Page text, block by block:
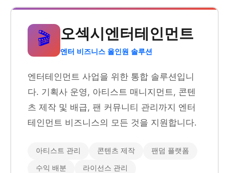
🎬 오섹시엔터테인먼트
엔터 비즈니스 올인원 솔루션
엔터테인먼트 사업을 위한 통합 솔루션입니
다. 기획사 운영, 아티스트 매니지먼트, 콘텐
츠 제작 및 배급, 팬 커뮤니티 관리까지 엔터
테인먼트 비즈니스의 모든 것을 지원합니다.
아티스트 관리 콘텐츠 제작 팬덤 플랫폼
수익 배분 라이선스 관리